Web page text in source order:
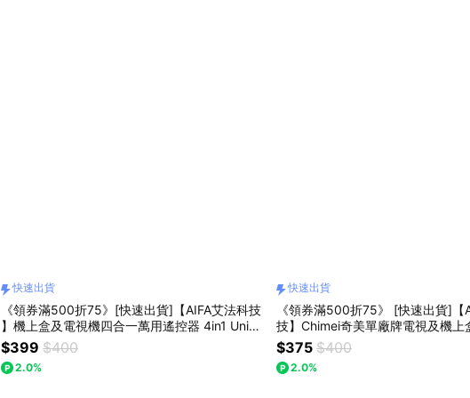
快速出貨
《領券滿500折75》[快速出貨]【AIFA艾法科技
】機上盒及電視機四合一萬用遙控器 4in1 Unive
rsal Remote
$399 $400
2.0%
快速出貨
《領券滿500折75》 [快速出貨]【
技】Chimei奇美單廠牌電視及機上
Universal Remote 奇美電視遙控器
機上盒遙控器
$375 $400
2.0%